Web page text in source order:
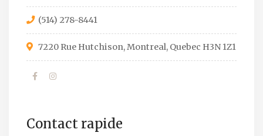
(514) 278-8441
7220 Rue Hutchison, Montreal, Quebec H3N 1Z1
Contact rapide